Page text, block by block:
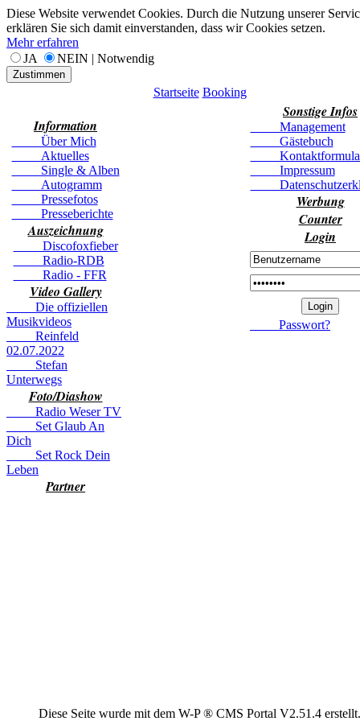
Diese Website verwendet Cookies. Durch die Nutzung unserer
erklären Sie sich damit einverstanden, dass wir Cookies setzen.
Mehr erfahren
JA
NEIN | Notwendig
Zustimmen
Startseite Booking
Information
Über Mich
Aktuelles
Single & Alben
Autogramm
Pressefotos
Presseberichte
Auszeichnung
Discofoxfieber
Radio-RDB
Radio - FFR
Video Gallery
Die offiziellen
Musikvideos
Reinfeld
02.07.2022
Stefan
Unterwegs
Foto/Diashow
Radio Weser TV
Set Glaub An
Dich
Set Rock Dein
Leben
Partner
Sonstige Infos
Management
Gästebuch
Impressum
Werbung
Counter
Login
Passwort?
Diese Seite wurde mit dem W-P ® CMS Portal V2.51.4 erstellt.